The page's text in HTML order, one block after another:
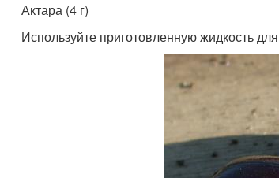
Актара (4 г)
Используйте приготовленную жидкость